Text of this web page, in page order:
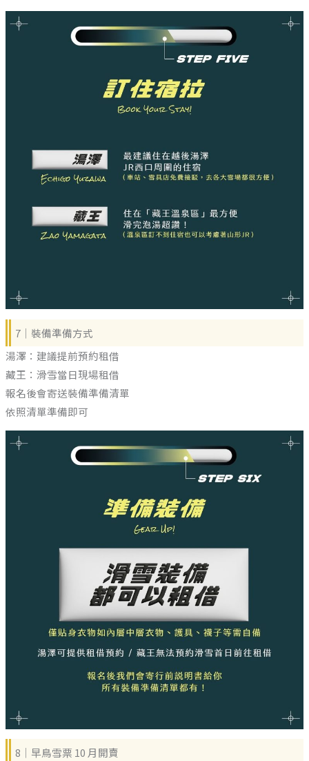
7｜裝備準備方式
湯澤：建議提前預約租借
藏王：滑雪當日現場租借
報名後會寄送裝備準備清單
依照清單準備即可
8｜早鳥雪票 10 月開賣